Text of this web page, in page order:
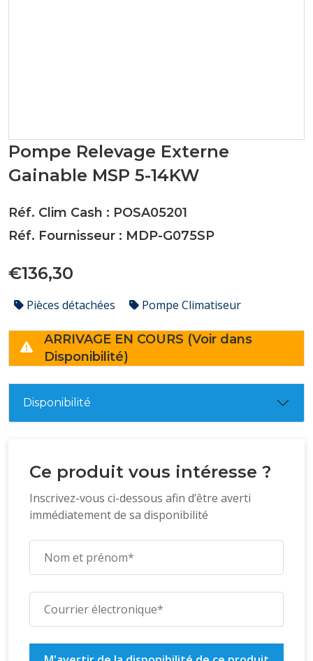
Pompe Relevage Externe
Gainable MSP 5-14KW
Réf. Clim Cash : POSA05201
Réf. Fournisseur : MDP-G075SP
€136,30
Pièces détachées Pompe Climatiseur
ARRIVAGE EN COURS (Voir dans
Disponibilité)
Disponibilité
Ce produit vous intéresse ?
Inscrivez-vous ci-dessous afin d’être averti
immédiatement de sa disponibilité